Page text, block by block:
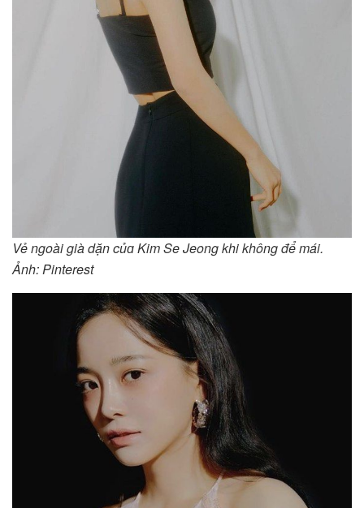
Vẻ ngoài già dặn củɑ Kim Se Jeong khi không để mái.
Ảnh: Pinterest